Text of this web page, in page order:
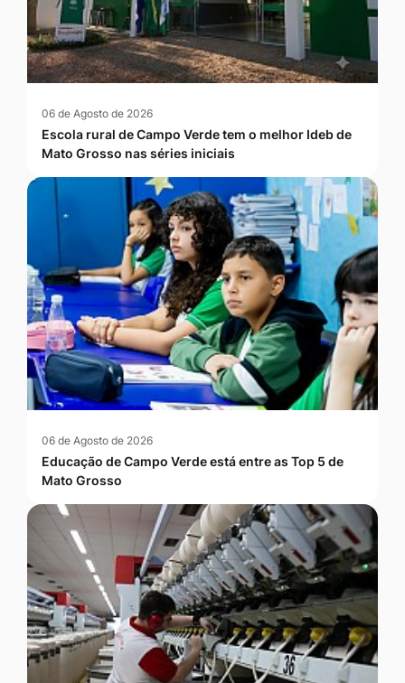
06 de Agosto de 2026
Escola rural de Campo Verde tem o melhor Ideb de
Mato Grosso nas séries iniciais
06 de Agosto de 2026
Educação de Campo Verde está entre as Top 5 de
Mato Grosso